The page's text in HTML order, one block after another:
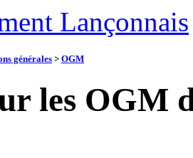
Lançonnais
générales > OGM
les OGM